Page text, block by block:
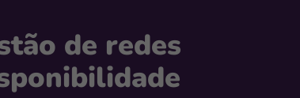
de redes